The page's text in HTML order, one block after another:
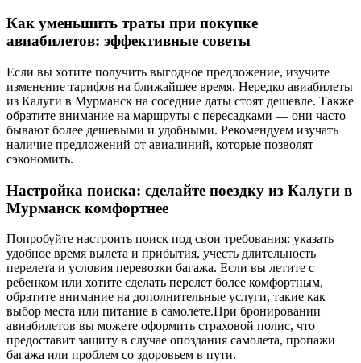
Как уменьшить траты при покупке
авиабилетов: эффективные советы
Если вы хотите получить выгодное предложение, изучите
изменение тарифов на ближайшее время. Нередко авиабилеты
из Калуги в Мурманск на соседние даты стоят дешевле. Также
обратите внимание на маршруты с пересадками — они часто
бывают более дешевыми и удобными. Рекомендуем изучать
наличие предложений от авиалиний, которые позволят
сэкономить.
Настройка поиска: сделайте поездку из Калуги в
Мурманск комфортнее
Попробуйте настроить поиск под свои требования: указать
удобное время вылета и прибытия, учесть длительность
перелета и условия перевозки багажа. Если вы летите с
ребенком или хотите сделать перелет более комфортным,
обратите внимание на дополнительные услуги, такие как
выбор места или питание в самолете.При бронировании
авиабилетов вы можете оформить страховой полис, что
предоставит защиту в случае опоздания самолета, пропажи
багажа или проблем со здоровьем в пути.